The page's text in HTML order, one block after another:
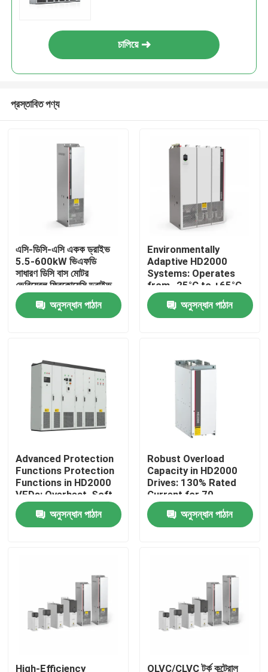
পণ্য
ভিডিও
কারখানা পরিদর্শন
গুণমান নিয়ন্ত্রণ
একটি উদ্ধৃতি অনুরোধ করুন
VFD পরিবর্তনশীল ফ্রিকোয়েন্সি ড্রাইভ
চালিয়ে
প্রস্তাবিত পণ্য
এসি-ডিসি-এসি একক ড্রাইভ
5.5-600kW ভিএফডি
সাধারণ ডিসি বাস মোটর
ভেরিয়েবল ফ্রিকোয়েন্সি ড্রাইভ
লিফটের জন্য
অনুসন্ধান পাঠান
Environmentally
Adaptive HD2000
Systems: Operates
from -25°C to +65°C
and Humidity Up to
85%
অনুসন্ধান পাঠান
Advanced Protection
Functions Protection
Functions in HD2000
VFDs: Overheat, Soft-
Start, and IGBT Safety
অনুসন্ধান পাঠান
Robust Overload
Capacity in HD2000
Drives: 130% Rated
Current for 70
Seconds
অনুসন্ধান পাঠান
High-Efficiency OLVC/CLVC টর্ক কন্ট্রোল